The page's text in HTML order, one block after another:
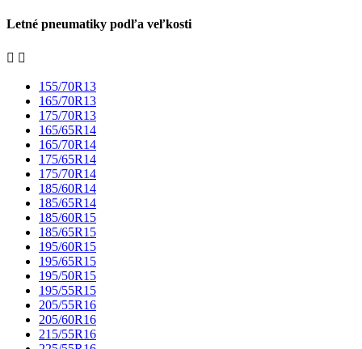
Letné pneumatiky podľa veľkosti
 
155/70R13
165/70R13
175/70R13
165/65R14
165/70R14
175/65R14
175/70R14
185/60R14
185/65R14
185/60R15
185/65R15
195/60R15
195/65R15
195/50R15
195/55R15
205/55R16
205/60R16
215/55R16